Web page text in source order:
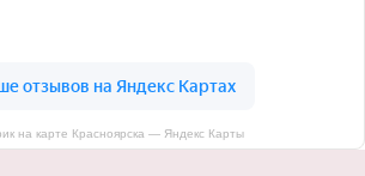
на карте Красноярска — Яндекс Карты